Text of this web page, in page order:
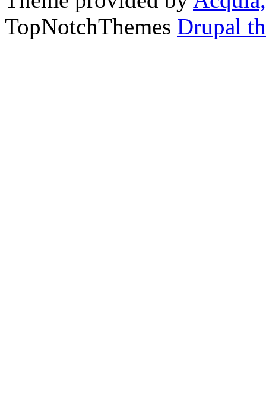
TopNotchThemes Drupal